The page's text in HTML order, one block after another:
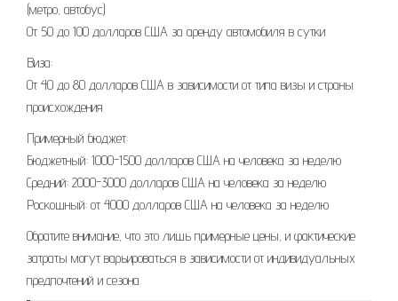
(метро, автобус)
От 50 до 100 долларов США за аренду автомобиля в сутки
Виза:
От 40 до 80 долларов США в зависимости от типа визы и страны
происхождения
Примерный бюджет:
Бюджетный: 1000-1500 долларов США на человека за неделю
Средний: 2000-3000 долларов США на человека за неделю
Роскошный: от 4000 долларов США на человека за неделю
Обратите внимание, что это лишь примерные цены, и фактические
затраты могут варьироваться в зависимости от индивидуальных
предпочтений и сезона.